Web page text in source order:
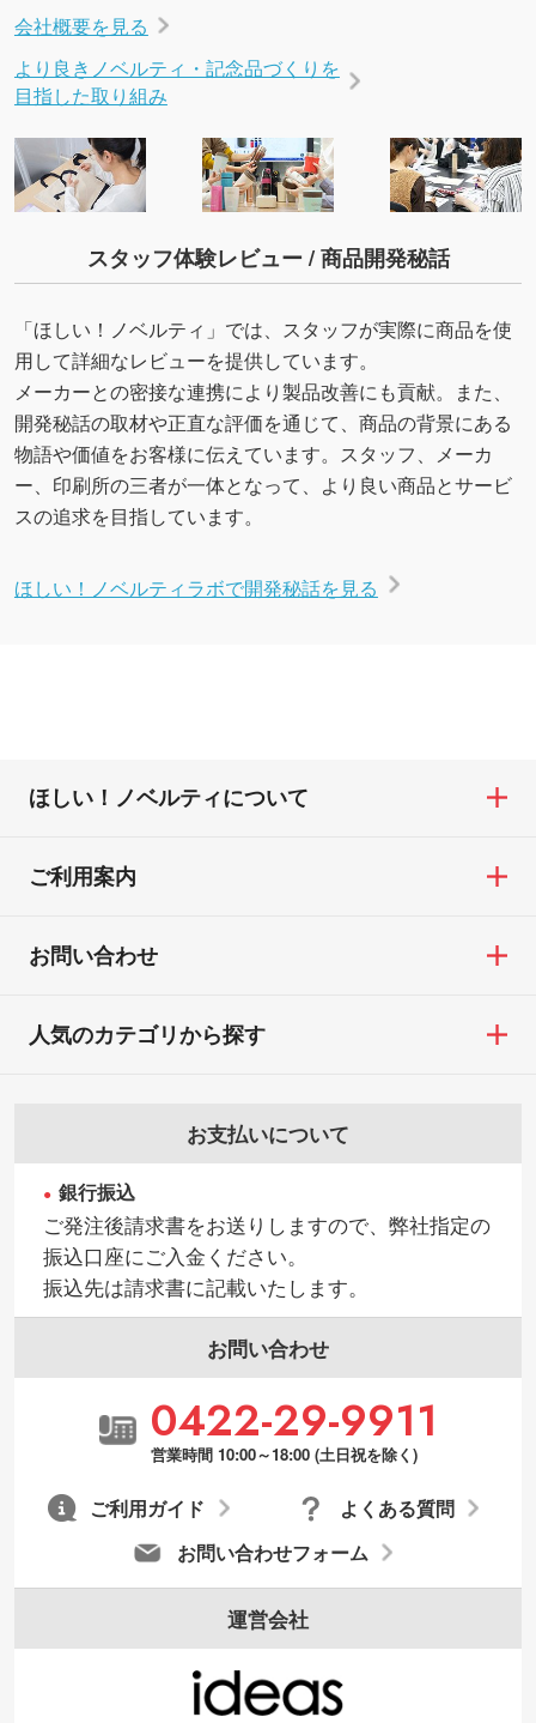
会社概要を見る
より良きノベルティ・記念品づくりを
目指した取り組み
スタッフ体験レビュー / 商品開発秘話
「ほしい！ノベルティ」では、スタッフが実際に商品を使
用して詳細なレビューを提供しています。
メーカーとの密接な連携により製品改善にも貢献。また、
開発秘話の取材や正直な評価を通じて、商品の背景にある
物語や価値をお客様に伝えています。スタッフ、メーカ
ー、印刷所の三者が一体となって、より良い商品とサービ
スの追求を目指しています。
ほしい！ノベルティラボで開発秘話を見る
ほしい！ノベルティについて
ご利用案内
お問い合わせ
お支払いについて
銀行振込
ご発注後請求書をお送りしますので、弊社指定の
振込口座にご入金ください。
振込先は請求書に記載いたします。
お問い合わせ
0422-29-9911
営業時間 10:00～18:00 (土日祝を除く)
お問い合わせフォーム
よくある質問
ご利用ガイド
運営会社
人気のカテゴリから探す